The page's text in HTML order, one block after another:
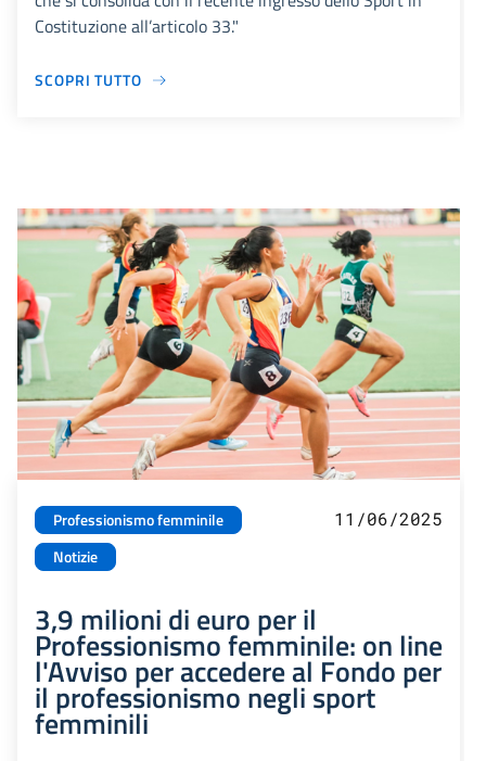
Costituzione all’articolo 33."
SCOPRI TUTTO
Professionismo femminile
Notizie
11/06/2025
3,9 milioni di euro per il
Professionismo femminile: on line
l'Avviso per accedere al Fondo per
il professionismo negli sport
femminili